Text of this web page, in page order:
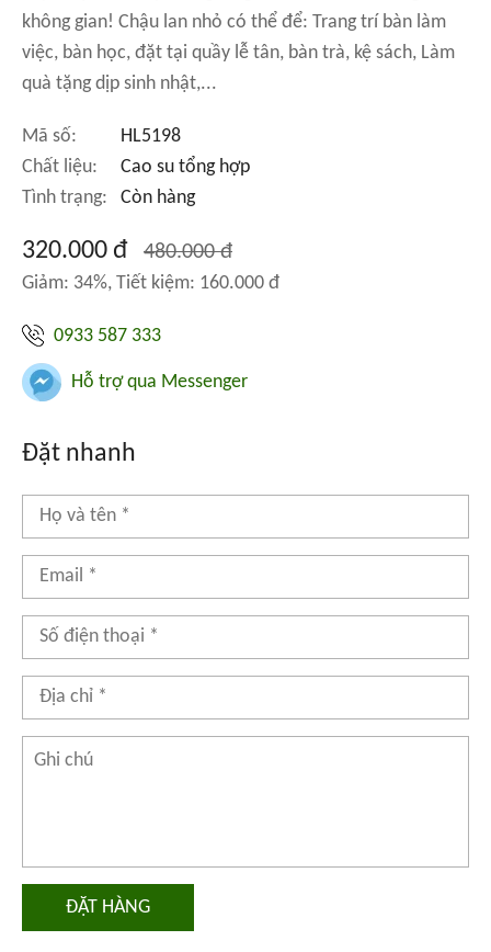
không gian! Chậu lan nhỏ có thể để: Trang trí bàn làm
việc, bàn học, đặt tại quầy lễ tân, bàn trà, kệ sách, Làm
quà tặng dịp sinh nhật,...
Mã số:
HL5198
Chất liệu:
Cao su tổng hợp
Tình trạng:
Còn hàng
320.000 đ 480.000 đ
Giảm: 34%, Tiết kiệm: 160.000 đ
0933 587 333
Hỗ trợ qua Messenger
Đặt nhanh
ĐẶT HÀNG